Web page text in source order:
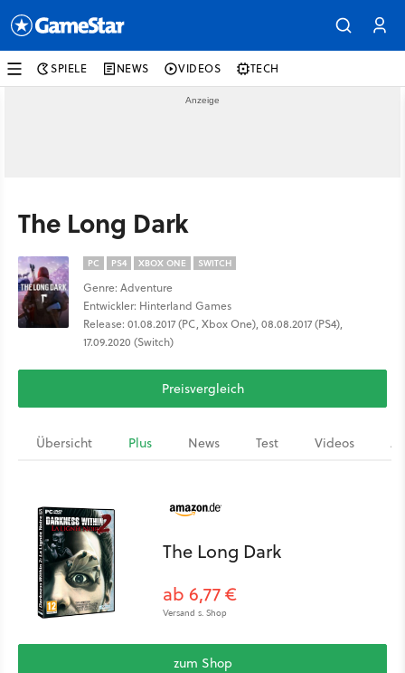
SPIELE NEWS VIDEOS TECH
The Long Dark
PC PS4 XBOX ONE SWITCH
Genre: Adventure
Entwickler: Hinterland Games
Release: 01.08.2017 (PC, Xbox One), 08.08.2017 (PS4),
17.09.2020 (Switch)
Preisvergleich
Übersicht Plus News Test Videos
The Long Dark
ab 6,77 €
Versand s. Shop
zum Shop